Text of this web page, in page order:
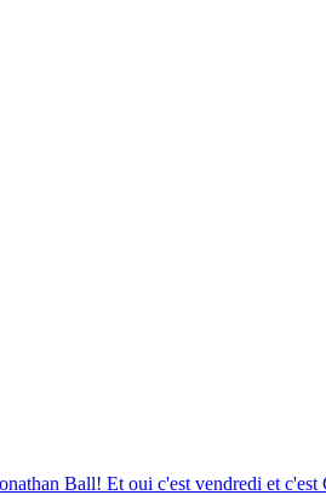
Ball! Et oui c'est vendredi et c'est